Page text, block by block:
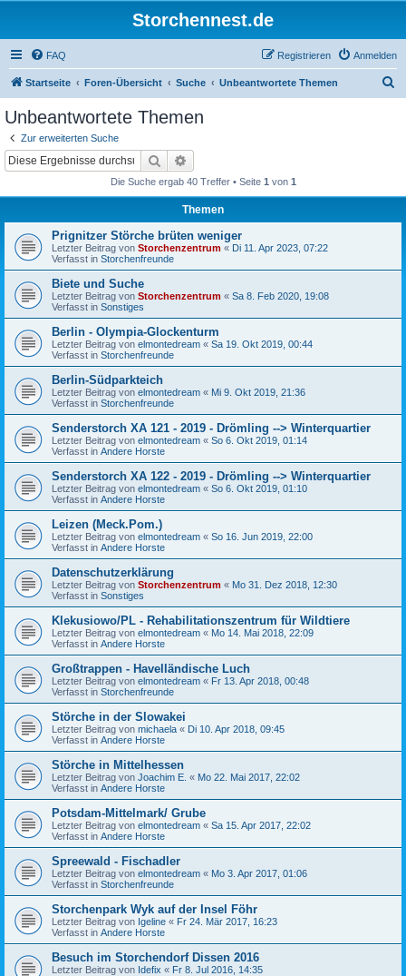
Storchennest.de
FAQ Anmelden
Registrieren
Startseite Foren-Übersicht Suche Unbeantwortete Themen
Unbeantwortete Themen
Zur erweiterten Suche
Suche
Die Suche ergab 40 Treffer • Seite 1 von 1
Themen
Prignitzer Störche brüten weniger
Letzter Beitrag von Storchenzentrum « Di 11. Apr 2023, 07:22
Verfasst in Storchenfreunde
Biete und Suche
Letzter Beitrag von Storchenzentrum « Sa 8. Feb 2020, 19:08
Verfasst in Sonstiges
Berlin - Olympia-Glockenturm
Letzter Beitrag von elmontedream « Sa 19. Okt 2019, 00:44
Verfasst in Storchenfreunde
Berlin-Südparkteich
Letzter Beitrag von elmontedream « Mi 9. Okt 2019, 21:36
Verfasst in Storchenfreunde
Senderstorch XA 121 - 2019 - Drömling --> Winterquartier
Letzter Beitrag von elmontedream « So 6. Okt 2019, 01:14
Verfasst in Andere Horste
Senderstorch XA 122 - 2019 - Drömling --> Winterquartier
Letzter Beitrag von elmontedream « So 6. Okt 2019, 01:10
Verfasst in Andere Horste
Leizen (Meck.Pom.)
Letzter Beitrag von elmontedream « So 16. Jun 2019, 22:00
Verfasst in Andere Horste
Datenschutzerklärung
Letzter Beitrag von Storchenzentrum « Mo 31. Dez 2018, 12:30
Verfasst in Sonstiges
Klekusiowo/PL - Rehabilitationszentrum für Wildtiere
Letzter Beitrag von elmontedream « Mo 14. Mai 2018, 22:09
Verfasst in Andere Horste
Großtrappen - Havelländische Luch
Letzter Beitrag von elmontedream « Fr 13. Apr 2018, 00:48
Verfasst in Storchenfreunde
Störche in der Slowakei
Letzter Beitrag von michaela « Di 10. Apr 2018, 09:45
Verfasst in Andere Horste
Störche in Mittelhessen
Letzter Beitrag von Joachim E. « Mo 22. Mai 2017, 22:02
Verfasst in Andere Horste
Potsdam-Mittelmark/ Grube
Letzter Beitrag von elmontedream « Sa 15. Apr 2017, 22:02
Verfasst in Andere Horste
Spreewald - Fischadler
Letzter Beitrag von elmontedream « Mo 3. Apr 2017, 01:06
Verfasst in Storchenfreunde
Storchenpark Wyk auf der Insel Föhr
Letzter Beitrag von Igeline « Fr 24. Mär 2017, 16:23
Verfasst in Andere Horste
Besuch im Storchendorf Dissen 2016
Letzter Beitrag von Idefix « Fr 8. Jul 2016, 14:35